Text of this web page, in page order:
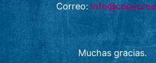
Correo:
Muchas gracias.